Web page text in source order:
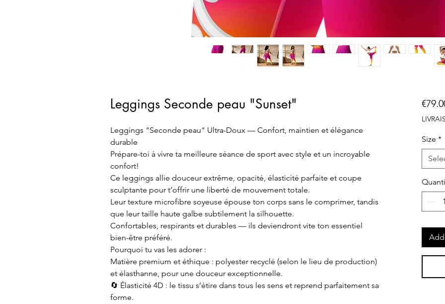
Leggings Seconde peau "Sunset"
Leggings "Seconde peau" Ultra-Doux — Confort, maintien et élégance
durable
Prépare-toi à vivre ta meilleure séance de sport avec style et un incroyable
confort!
Ce leggings allie douceur extrême, opacité, élasticité parfaite et coupe
sculptante pour t’offrir une liberté de mouvement totale.
Leur texture microfibre soyeuse épouse ton corps sans le comprimer, tandis
que leur taille haute galbe subtilement la silhouette.
Confortables, respirants et durables — ils deviendront vite ton essentiel
bien-être préféré.
Pourquoi tu vas les adorer :
Matière premium et éthique : polyester recyclé (selon le lieu de production)
et élasthanne, pour une douceur exceptionnelle.
🔄 Élasticité 4D : le tissu s’étire dans tous les sens et reprend parfaitement sa
forme.
Size *